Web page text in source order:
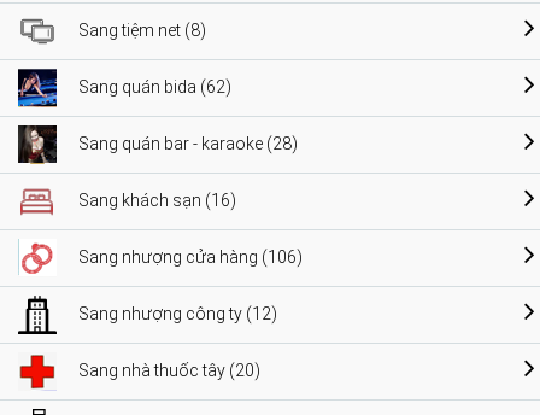
Sang tiệm net (8)
Sang quán bida (62)
Sang quán bar - karaoke (28)
Sang khách sạn (16)
Sang nhượng cửa hàng (106)
Sang nhượng công ty (12)
Sang nhà thuốc tây (20)